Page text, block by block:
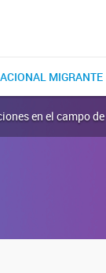
MIGRANTE
en el campo